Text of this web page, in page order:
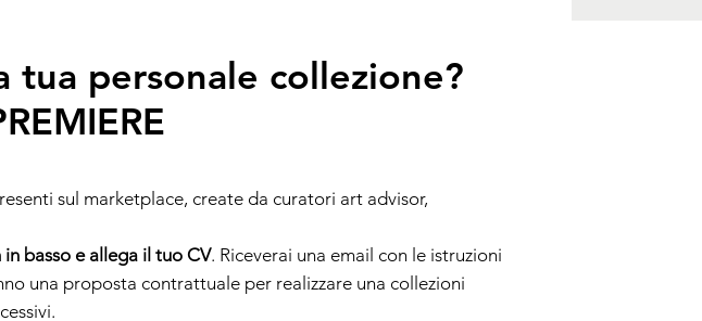
tua personale collezione?
sul marketplace, create da curatori art advisor,
basso e allega il tuo CV. Riceverai una email con le istruzioni
una proposta contrattuale per realizzare una collezioni